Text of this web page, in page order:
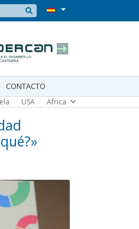
CONTACTO
USA Africa